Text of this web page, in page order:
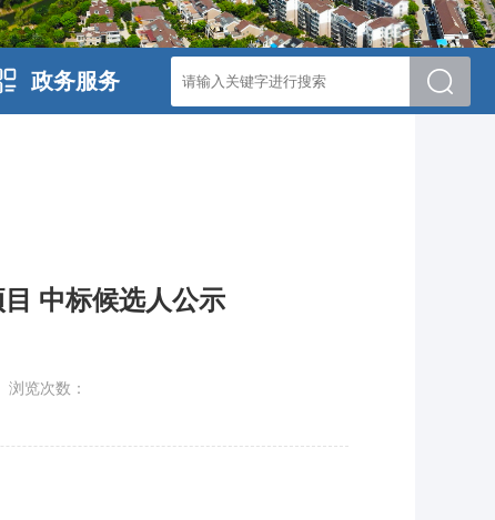
政务服务
目 中标候选人公示
浏览次数：